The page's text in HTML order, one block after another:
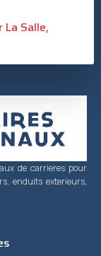
La Salle,
de carrieres pour
enduits exterieurs,